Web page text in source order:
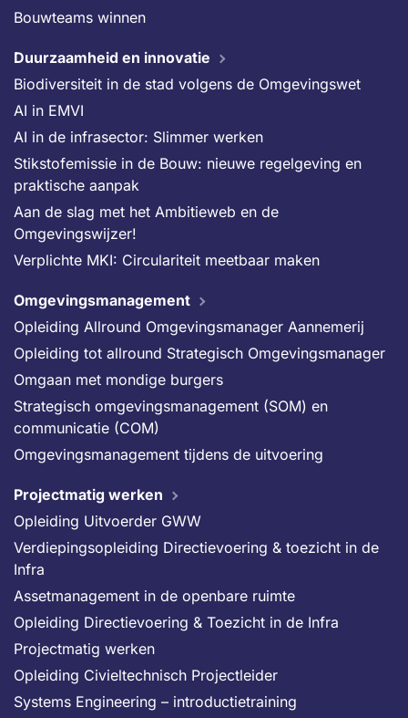
Bouwteams winnen
Duurzaamheid en innovatie
Biodiversiteit in de stad volgens de Omgevingswet
AI in EMVI
AI in de infrasector: Slimmer werken
Stikstofemissie in de Bouw: nieuwe regelgeving en
praktische aanpak
Aan de slag met het Ambitieweb en de
Omgevingswijzer!
Verplichte MKI: Circulariteit meetbaar maken
Omgevingsmanagement
Opleiding Allround Omgevingsmanager Aannemerij
Opleiding tot allround Strategisch Omgevingsmanager
Omgaan met mondige burgers
Strategisch omgevingsmanagement (SOM) en
communicatie (COM)
Omgevingsmanagement tijdens de uitvoering
Projectmatig werken
Opleiding Uitvoerder GWW
Verdiepingsopleiding Directievoering & toezicht in de
Infra
Assetmanagement in de openbare ruimte
Opleiding Directievoering & Toezicht in de Infra
Projectmatig werken
Opleiding Civieltechnisch Projectleider
Systems Engineering – introductietraining